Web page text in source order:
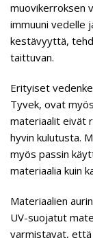
muovikerroksen
immuuni vedelle
kestävyyttä,
taittuvan.
Erityiset
Tyvek, ovat
materiaalit eivät
hyvin kulutusta.
myös passin
materiaalia kuin
Materiaalien
UV-suojatut
varmistavat,